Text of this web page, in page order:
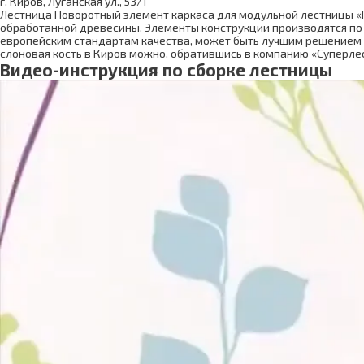
Лестница Поворотный элемент каркаса для модульной лестницы
обработанной древесины. Элементы конструкции производятся
европейским стандартам качества, может быть лучшим
слоновая кость в Киров можно, обратившись в компанию
Видео-инструкция по сборке лестницы